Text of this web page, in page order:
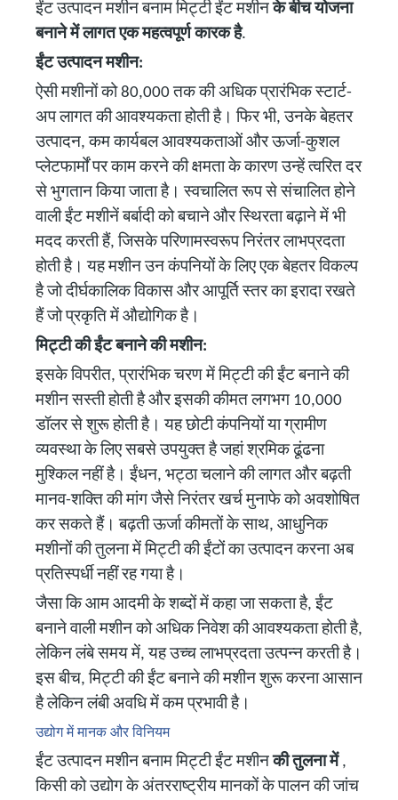
ईंट उत्पादन मशीन बनाम मिट्टी ईंट मशीनके बीच योजना
बनाने में लागत एक महत्वपूर्ण कारक है.
ईंट उत्पादन मशीन:
ऐसी मशीनों को 80,000 तक की अधिक प्रारंभिक स्टार्ट-
अप लागत की आवश्यकता होती है। फिर भी, उनके बेहतर
उत्पादन, कम कार्यबल आवश्यकताओं और ऊर्जा-कुशल
प्लेटफार्मों पर काम करने की क्षमता के कारण उन्हें त्वरित दर
से भुगतान किया जाता है। स्वचालित रूप से संचालित होने
वाली ईंट मशीनें बर्बादी को बचाने और स्थिरता बढ़ाने में भी
मदद करती हैं, जिसके परिणामस्वरूप निरंतर लाभप्रदता
होती है। यह मशीन उन कंपनियों के लिए एक बेहतर विकल्प
है जो दीर्घकालिक विकास और आपूर्ति स्तर का इरादा रखते
हैं जो प्रकृति में औद्योगिक है।
मिट्टी की ईंट बनाने की मशीन:
इसके विपरीत, प्रारंभिक चरण में मिट्टी की ईंट बनाने की
मशीन सस्ती होती है और इसकी कीमत लगभग 10,000
डॉलर से शुरू होती है। यह छोटी कंपनियों या ग्रामीण
व्यवस्था के लिए सबसे उपयुक्त है जहां श्रमिक ढूंढना
मुश्किल नहीं है। ईंधन, भट्ठा चलाने की लागत और बढ़ती
मानव-शक्ति की मांग जैसे निरंतर खर्च मुनाफे को अवशोषित
कर सकते हैं। बढ़ती ऊर्जा कीमतों के साथ, आधुनिक
मशीनों की तुलना में मिट्टी की ईंटों का उत्पादन करना अब
प्रतिस्पर्धी नहीं रह गया है।
जैसा कि आम आदमी के शब्दों में कहा जा सकता है, ईंट
बनाने वाली मशीन को अधिक निवेश की आवश्यकता होती है,
लेकिन लंबे समय में, यह उच्च लाभप्रदता उत्पन्न करती है।
इस बीच, मिट्टी की ईंट बनाने की मशीन शुरू करना आसान
है लेकिन लंबी अवधि में कम प्रभावी है।
उद्योग में मानक और विनियम
ईंट उत्पादन मशीन बनाम मिट्टी ईंट मशीनकी तुलना में ,
किसी को उद्योग के अंतरराष्ट्रीय मानकों के पालन की जांच